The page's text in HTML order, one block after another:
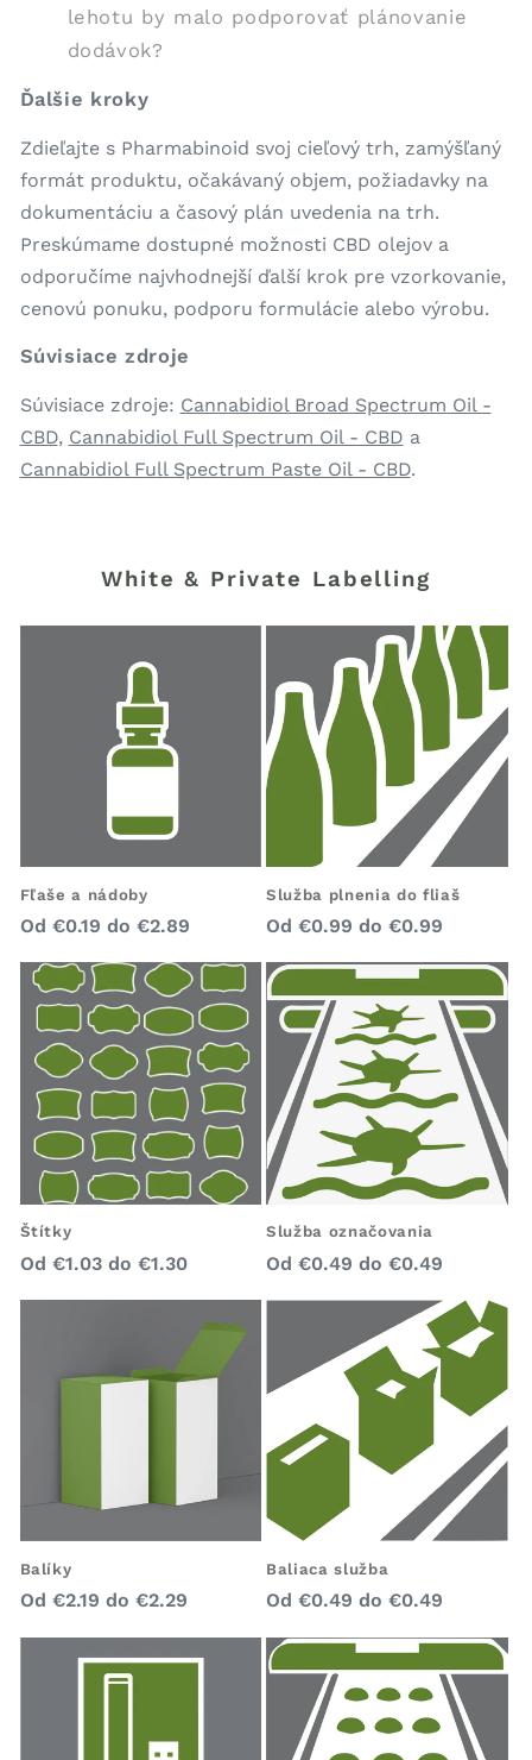
lehotu by malo podporovať plánovanie
dodávok?
Ďalšie kroky
Zdieľajte s Pharmabinoid svoj cieľový trh, zamýšľaný
formát produktu, očakávaný objem, požiadavky na
dokumentáciu a časový plán uvedenia na trh.
Preskúmame dostupné možnosti CBD olejov a
odporučíme najvhodnejší ďalší krok pre vzorkovanie,
cenovú ponuku, podporu formulácie alebo výrobu.
Súvisiace zdroje
Súvisiace zdroje: Cannabidiol Broad Spectrum Oil -
CBD, Cannabidiol Full Spectrum Oil - CBD a
Cannabidiol Full Spectrum Paste Oil - CBD.
White & Private Labelling
Fľaše a nádoby
Bežná
Od €0.19 do €2.89
Služba plnenia do fliaš
Bežná
Od €0.99 do €0.99
Štítky
Bežná
Od €1.03do €1.30
Služba označovania
Bežná
Od €0.49 do €0.49
Balíky
Bežná
Od €2.19 do €2.29
Baliaca služba
Bežná
Od €0.49 do €0.49